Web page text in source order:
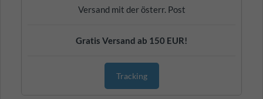
Versand mit der österr. Post
Gratis Versand ab 150 EUR!
Tracking